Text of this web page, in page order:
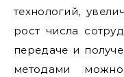
технологий,
рост числа
передаче и
методами